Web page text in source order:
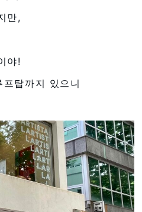
만,
야!
탑까지 있으니